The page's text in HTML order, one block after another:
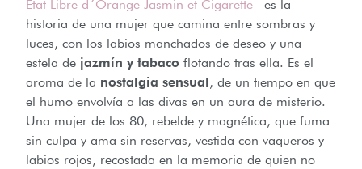
Etat Libre d´Orange Jasmin et Cigarette es la
historia de una mujer que camina entre sombras y
luces, con los labios manchados de deseo y una
estela de jazmín y tabaco flotando tras ella. Es el
aroma de la nostalgia sensual, de un tiempo en que
el humo envolvía a las divas en un aura de misterio.
Una mujer de los 80, rebelde y magnética, que fuma
sin culpa y ama sin reservas, vestida con vaqueros y
labios rojos, recostada en la memoria de quien no